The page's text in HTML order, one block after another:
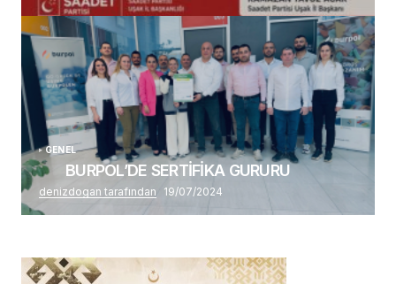
Alaattin Karahan tarafından 14/07/2026
GENEL
BURPOL’DE SERTİFİKA GURURU
denizdogan tarafından 19/07/2024